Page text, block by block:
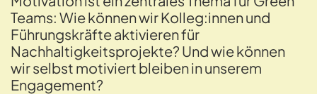
Teams: Wie können wir Kolleg:innen und
Führungskräfte aktivieren für
Nachhaltigkeitsprojekte? Und wie können
wir selbst motiviert bleiben in unserem
Engagement?